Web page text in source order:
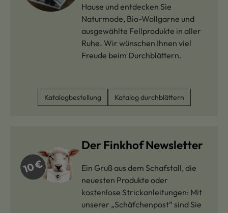
Hause und entdecken Sie
Naturmode, Bio-Wollgarne und
ausgewählte Fellprodukte in aller
Ruhe. Wir wünschen Ihnen viel
Freude beim Durchblättern.
Katalogbestellung Katalog durchblättern
Der Finkhof Newsletter
Ein Gruß aus dem Schafstall, die
neuesten Produkte oder
kostenlose Strickanleitungen: Mit
unserer „Schäfchenpost“ sind Sie